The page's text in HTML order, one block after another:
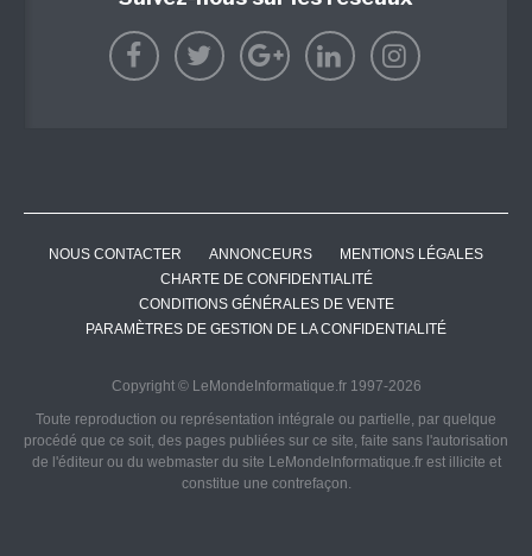
NOUS CONTACTER ANNONCEURS
MENTIONS LÉGALES
CHARTE DE CONFIDENTIALITÉ
CONDITIONS GÉNÉRALES DE VENTE
PARAMÈTRES DE GESTION DE LA CONFIDENTIALITÉ
Copyright © LeMondeInformatique.fr 1997-2026
Toute reproduction ou représentation intégrale ou partielle, par quelque
procédé que ce soit, des pages publiées sur ce site, faite sans l'autorisation
de l'éditeur ou du webmaster du site LeMondeInformatique.fr est illicite et
constitue une contrefaçon.